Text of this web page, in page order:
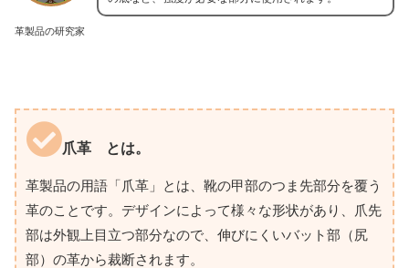
革製品の研究家
爪革 とは。
革製品の用語「爪革」とは、靴の甲部のつま先部分を覆う
革のことです。デザインによって様々な形状があり、爪先
部は外観上目立つ部分なので、伸びにくいバット部（尻
部）の革から裁断されます。